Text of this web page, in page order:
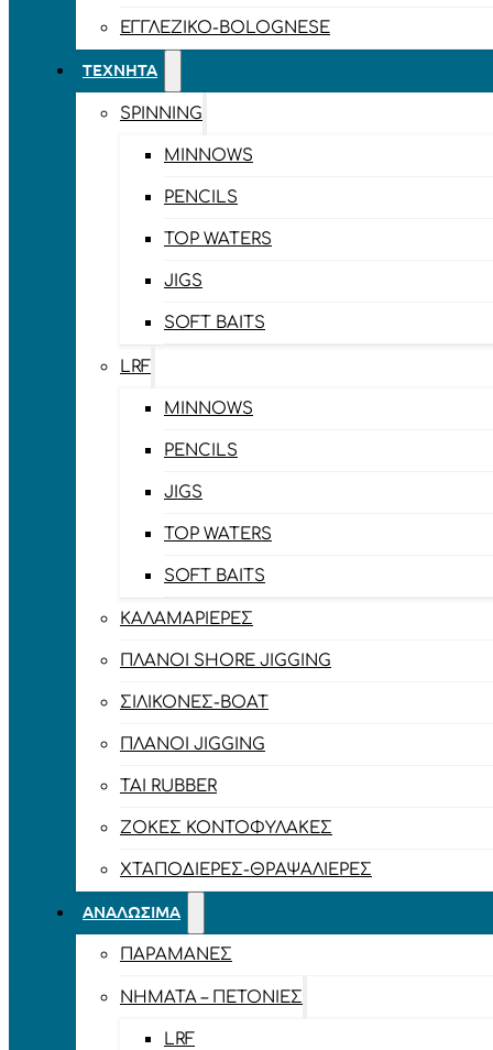
ΕΓΓΛΈΖΙΚΟ-BOLOGNESE
ΤΕΧΝΗΤΆ
SPINNING
MINNOWS
PENCILS
TOP WATERS
JIGS
SOFT BAITS
LRF
MINNOWS
PENCILS
JIGS
TOP WATERS
SOFT BAITS
ΚΑΛΑΜΑΡΙΈΡΕΣ
ΠΛΆΝΟΙ SHORE JIGGING
ΣΙΛΙΚΌΝΕΣ-BOAT
ΠΛΆΝΟΙ JIGGING
TAI RUBBER
ΖΌΚΕΣ ΚΟΝΤΟΦΎΛΑΚΕΣ
ΧΤΑΠΟΔΙΈΡΕΣ-ΘΡΑΨΑΛΙΈΡΕΣ
ΑΝΑΛΏΣΙΜΑ
ΠΑΡΑΜΆΝΕΣ
ΝΉΜΑΤΑ – ΠΕΤΟΝΙΈΣ
LRF